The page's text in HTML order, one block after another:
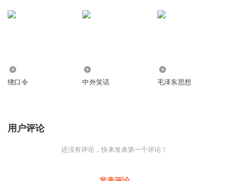
绕口令 中外笑话 毛泽东思想
用户评论
还没有评论，快来发表第一个评论！